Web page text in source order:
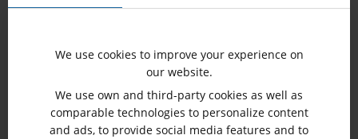
We use cookies to improve your experience on
our website.
We use own and third-party cookies as well as
comparable technologies to personalize content
and ads, to provide social media features and to
-- todos los fabricantes -- ()
-- todas las aplicaciones -- ()